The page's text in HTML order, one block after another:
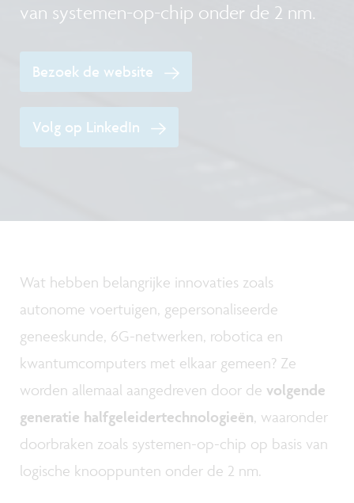
van systemen-op-chip onder de 2 nm.
Bezoek de website
Volg op LinkedIn
Wat hebben belangrijke innovaties zoals
autonome voertuigen, gepersonaliseerde
geneeskunde, 6G-netwerken, robotica en
kwantumcomputers met elkaar gemeen? Ze
worden allemaal aangedreven door de volgende
generatie halfgeleidertechnologieën, waaronder
doorbraken zoals systemen-op-chip op basis van
logische knooppunten onder de 2 nm.